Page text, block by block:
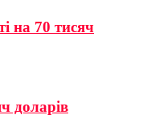
на 70 тисяч
доларів